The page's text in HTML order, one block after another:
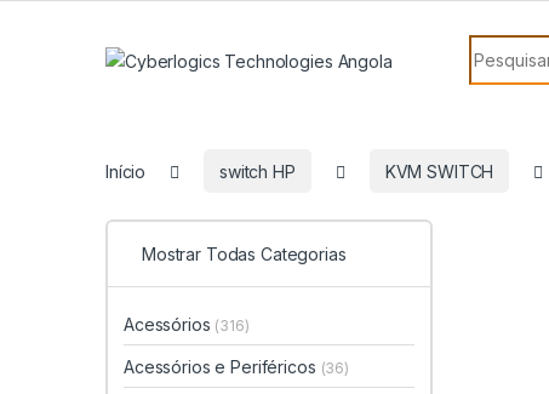
Search
Início switch HP KVM SWITCH
Mostrar Todas Categorias
Acessórios (316)
Acessórios e Periféricos (36)